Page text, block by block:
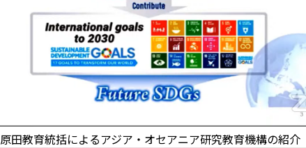
原田教育統括によるアジア・オセアニア研究教育機構の紹介